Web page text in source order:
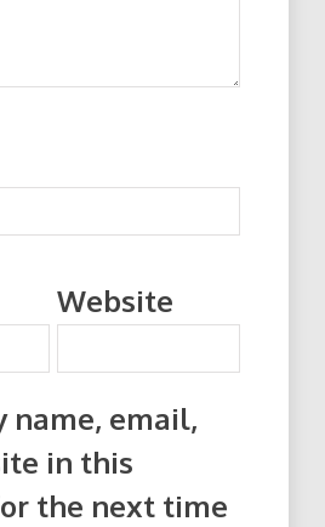
Website
name, email,
in this
the next time